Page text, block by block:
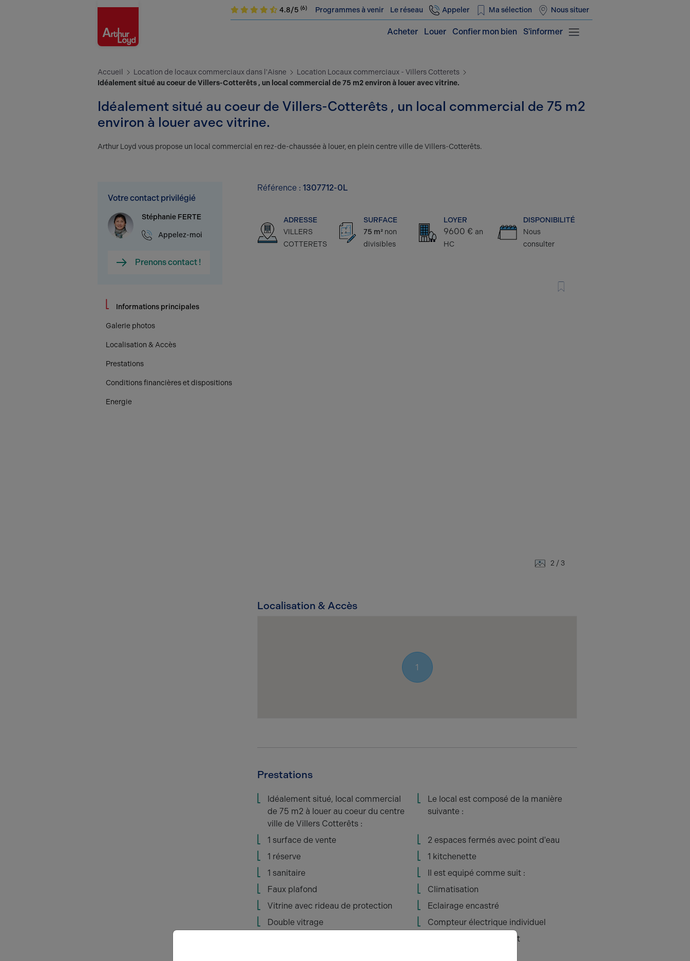
4.8/5 (6) Programmes à venir Le réseau Appeler Ma sélection Nous situer
Acheter Louer S'informer
Confier mon bien
Accueil Location de locaux commerciaux dans l'Aisne
Location Locaux commerciaux - Villers Cotterets
Idéalement situé au coeur de Villers-Cotterêts , un local commercial de 75 m2 environ à louer avec vitrine.
Idéalement situé au coeur de Villers-Cotterêts , un local commercial de 75 m2
environ à louer avec vitrine.
Arthur Loyd vous propose un local commercial en rez-de-chaussée à louer, en plein centre ville de Villers-Cotterêts.
Votre contact privilégié
Stéphanie FERTE
Appelez-moi
Prenons contact !
Informations principales
Galerie photos
Localisation & Accès
Prestations
Conditions financières et dispositions
Energie
Référence : 1307712-0L
ADRESSE
VILLERS
COTTERETS
SURFACE
75 m²non
divisibles
LOYER
9600 € an
HC
DISPONIBILITÉ
Nous
consulter
2 / 3
Localisation & Accès
1
Prestations
Idéalement situé, local commercial
de 75 m2 à louer au coeur du centre
ville de Villers Cotterêts :
Le local est composé de la manière
suivante :
1 surface de vente
2 espaces fermés avec point d'eau
1 réserve
1 kitchenette
1 sanitaire
Il est equipé comme suit :
Faux plafond
Climatisation
Vitrine avec rideau de protection
Eclairage encastré
Double vitrage
Compteur électrique individuel
Sol carrelage et parquet